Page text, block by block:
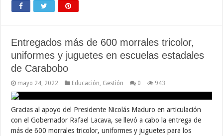
Entregados más de 600 morrales tricolor,
uniformes y juguetes en escuelas estadales
de Carabobo
mayo 24, 2022 Educación Gestión 0 943
Gracias al apoyo del Presidente Nicolás Maduro en articulación
con el Gobernador Rafael Lacava, se llevó a cabo la entrega de
más de 600 morrales tricolor, uniformes y juguetes para los